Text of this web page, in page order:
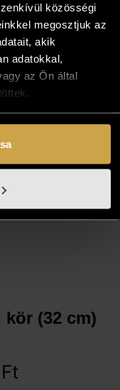
közösségi
megosztjuk az
akik
adatokkal,
az Ön által
(28x12
Ft
kör (32 cm)
Ft